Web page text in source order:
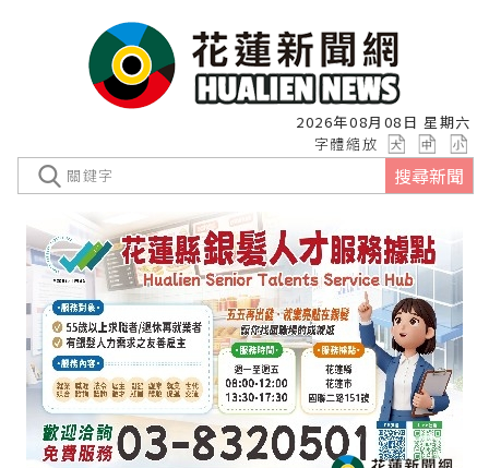
2026年08月08日 星期六
字體縮放
搜尋新聞